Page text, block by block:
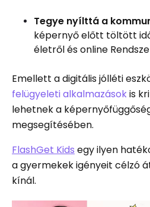
Tegye nyílttá a
képernyő előtt töltött
életről és online
Emellett a digitális jólléti
felügyeleti alkalmazásokis
lehetnek a
megsegítésében.
FlashGet Kids egy ilyen
a gyermekek igényeit célzó
kínál.